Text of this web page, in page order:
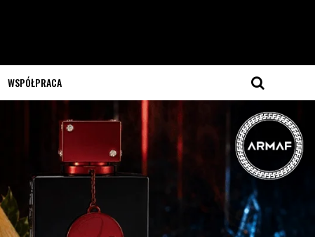
WSPÓŁPRACA